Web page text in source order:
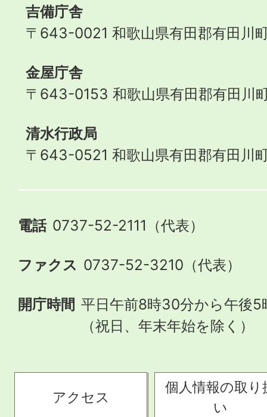
吉備庁舎
〒643-0021 和歌山県有田郡有田川
金屋庁舎
〒643-0153 和歌山県有田郡有田川
清水行政局
〒643-0521 和歌山県有田郡有田川
電話 0737-52-2111（代表）
ファクス 0737-52-3210（代表）
開庁時間 平日午前8時30分から午後5
（祝日、年末年始を除く）
アクセス
個人情報の取り
い